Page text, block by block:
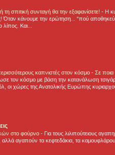
τη σπιτική συνταγή θα την εξαφανίσετε! - H
Όταν κάνουμε την ερώτηση... “πού
Και...
καπνιστές στον κόσμο - Σε ποια
τον κόσμο με βάση την κατανάλωση
οι χώρες της Ανατολικής Ευρώπης
στο φούρνο - Για τους λιλιπούτειους
αλλά αγαπούν τα κεφτεδάκια, τα